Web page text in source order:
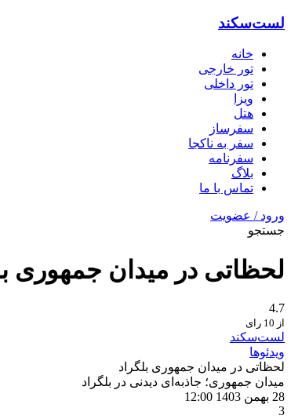
لست‌سکند
خانه
تور خارجی
تور داخلی
ویزا
هتل‌
سفرساز
سفر به ناکجا
سفرنامه
بلاگ
تماس با ما
ورود / عضویت
جستجو
لحظاتی در میدان جمهوری
4.7
از 10 رای
لست‌سکند
ویدئوها
لحظاتی در میدان جمهوری بلگراد
میدان جمهوری؛ جاذبه‌ای دیدنی در بلگراد
28 بهمن 1403
12:00
3